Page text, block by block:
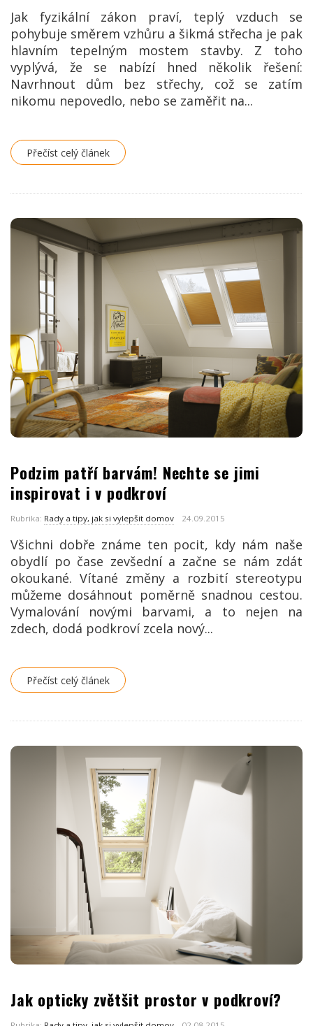
Jak fyzikální zákon praví, teplý vzduch se
pohybuje směrem vzhůru a šikmá střecha je pak
hlavním tepelným mostem stavby. Z toho
vyplývá, že se nabízí hned několik řešení:
Navrhnout dům bez střechy, což se zatím
nikomu nepovedlo, nebo se zaměřit na...
Přečíst celý článek
Podzim patří barvám! Nechte se jimi
inspirovat i v podkroví
Rubrika: Rady a tipy, jak si vylepšit domov 24.09.2015
Všichni dobře známe ten pocit, kdy nám naše
obydlí po čase zevšední a začne se nám zdát
okoukané. Vítané změny a rozbití stereotypu
můžeme dosáhnout poměrně snadnou cestou.
Vymalování novými barvami, a to nejen na
zdech, dodá podkroví zcela nový...
Přečíst celý článek
Jak opticky zvětšit prostor v podkroví?